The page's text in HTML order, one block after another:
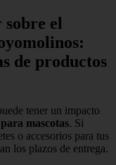
sobre el
de productos
tener un impacto
mascotas. Si
o accesorios para tus
los plazos de entrega.